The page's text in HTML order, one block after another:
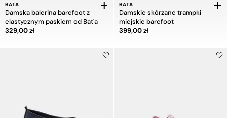
BATA
Damska balerina barefoot z
elastycznym paskiem od Bat'a
Cena 329,00 zł
329,00 zł
BATA
Damskie skórzane trampki
miejskie barefoot
Cena 399,00 zł
399,00 zł